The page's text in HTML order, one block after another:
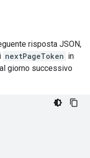
risposta JSON,
nextPageToken in
giorno successivo